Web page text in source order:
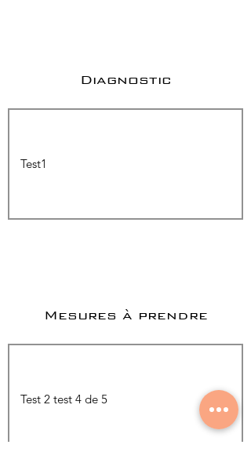
Diagnostic
Mesures à prendre